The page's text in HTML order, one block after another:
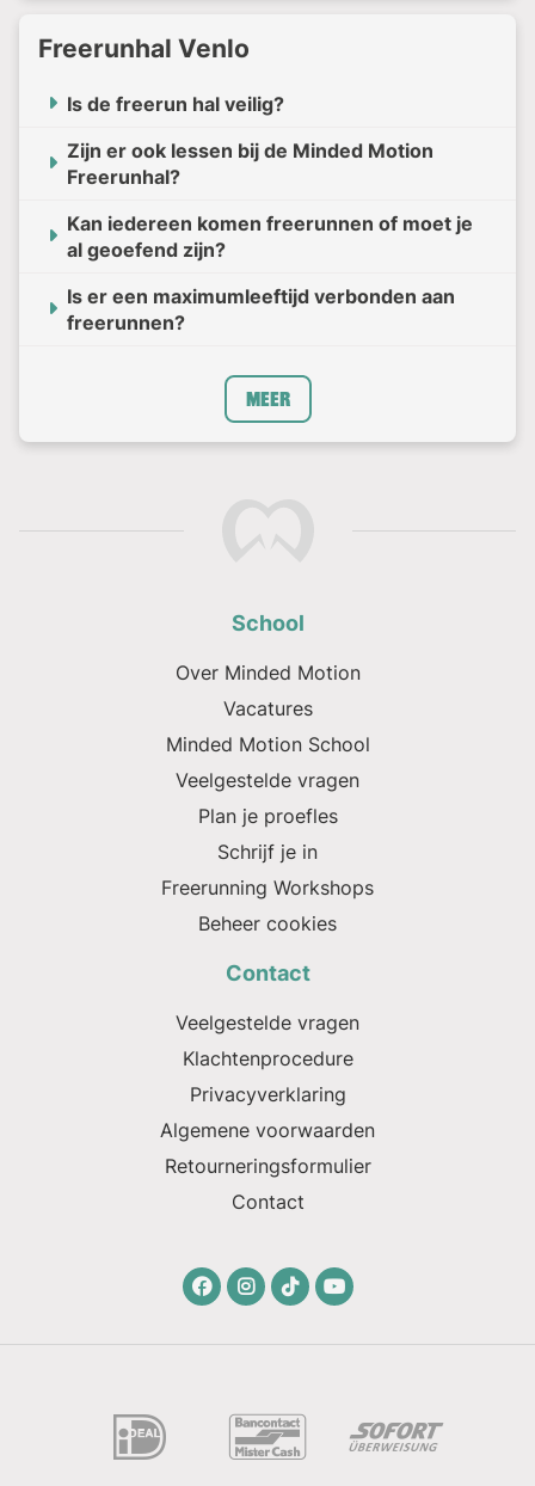
Freerunhal Venlo
Is de freerun hal veilig?
Zijn er ook lessen bij de Minded Motion
Freerunhal?
Kan iedereen komen freerunnen of moet je
al geoefend zijn?
Is er een maximumleeftijd verbonden aan
freerunnen?
Meer
School
Over Minded Motion
Vacatures
Minded Motion School
Veelgestelde vragen
Plan je proefles
Schrijf je in
Freerunning Workshops
Beheer cookies
Contact
Veelgestelde vragen
Klachtenprocedure
Privacyverklaring
Algemene voorwaarden
Retourneringsformulier
Contact